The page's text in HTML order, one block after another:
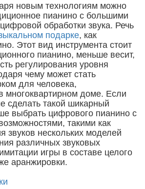
новым технологиям можно
пианино с большими
обработки звука. Речь
подарке, как
Этот вид инструмента стоит
пианино, меньше весит,
регулирования уровня
чему может стать
для человека,
многоквартирном доме. Если
сделать такой шикарный
выбрать цифрового пианино с
такими как
звуков нескольких моделей
различных звуковых
игры в составе целого
аранжировки.